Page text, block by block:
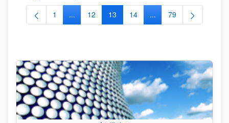
Página
1 ...Páginas intermedias Use TAB para desplazarse.
Página
12 Página
13 Página
14 ...Páginas intermedias
Página
79